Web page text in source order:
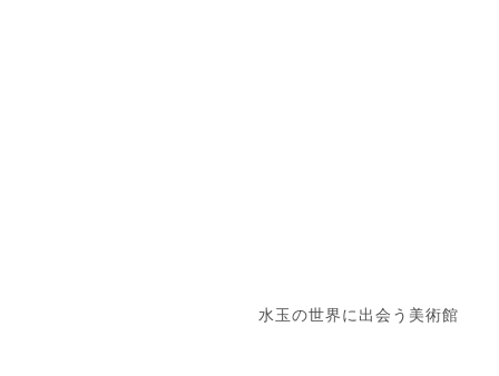
水玉の世界に出会う美術館